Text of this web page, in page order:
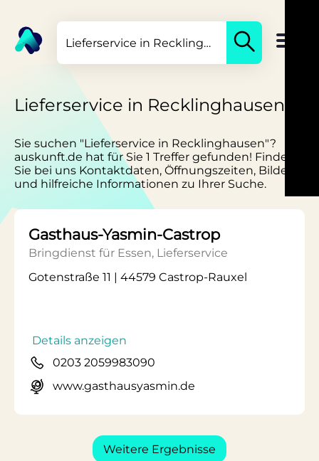
Lieferservice in Recklinghausen
Sie suchen "Lieferservice in Recklinghausen"?
auskunft.de hat für Sie 1 Treffer gefunden! Finden
Sie bei uns Kontaktdaten, Öffnungszeiten, Bilder
und hilfreiche Informationen zu Ihrer Suche.
Gasthaus-Yasmin-Castrop
Bringdienst für Essen, Lieferservice
Gotenstraße 11 | 44579 Castrop-Rauxel
Details anzeigen
0203 2059983090
www.gasthausyasmin.de
Weitere Ergebnisse